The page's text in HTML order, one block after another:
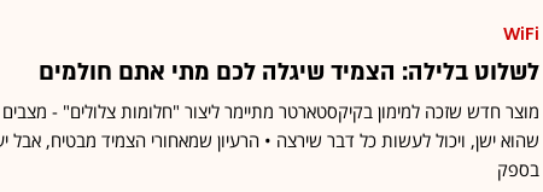
WiFi
לשלוט בלילה: הצמיד שיגלה לכם מתי אתם חולמים
מוצר חדש שזכה למימון בקיקסטארטר מתיימר ליצור "חלומות צלולים" -
שהוא ישן, ויכול לעשות כל דבר שירצה • הרעיון שמאחורי הצמיד מבטיח, אבל
בספק